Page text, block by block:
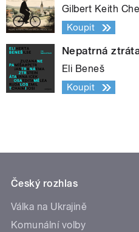
Gilbert Keith
Koupit
Nepatrná
Eli Beneš
Koupit
Český rozhlas
Válka na Ukrajině
Komunální volby